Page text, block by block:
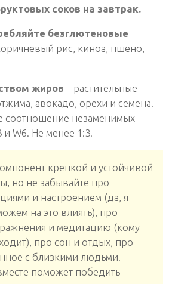
соков на завтрак.
безглютеновые
рис, киноа, пшено,
жиров – растительные
авокадо, орехи и семена.
соотношение незаменимых
W6. Не менее 1:3.
крепкой и устойчивой
но не забывайте про
и настроением (да, я
на это влиять), про
и медитацию (кому
про сон и отдых, про
с близкими людьми!
поможет победить